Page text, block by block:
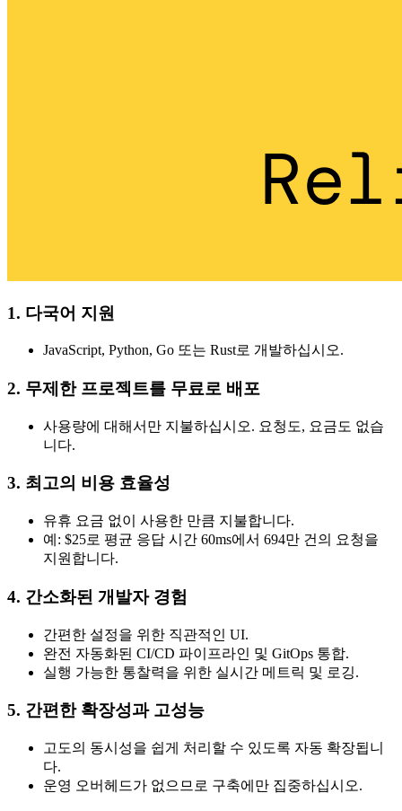
1. 다국어 지원
JavaScript, Python, Go 또는 Rust로 개발하십시오.
2. 무제한 프로젝트를 무료로 배포
사용량에 대해서만 지불하십시오. 요청도, 요금도 없습
니다.
3. 최고의 비용 효율성
유휴 요금 없이 사용한 만큼 지불합니다.
예: $25로 평균 응답 시간 60ms에서 694만 건의 요청을
지원합니다.
4. 간소화된 개발자 경험
간편한 설정을 위한 직관적인 UI.
완전 자동화된 CI/CD 파이프라인 및 GitOps 통합.
실행 가능한 통찰력을 위한 실시간 메트릭 및 로깅.
5. 간편한 확장성과 고성능
고도의 동시성을 쉽게 처리할 수 있도록 자동 확장됩니
다.
운영 오버헤드가 없으므로 구축에만 집중하십시오.